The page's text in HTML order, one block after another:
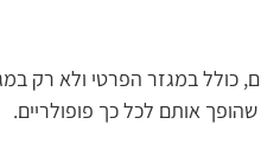
כולל במגזר הפרטי ולא רק
אותם לכל כך פופולריים.